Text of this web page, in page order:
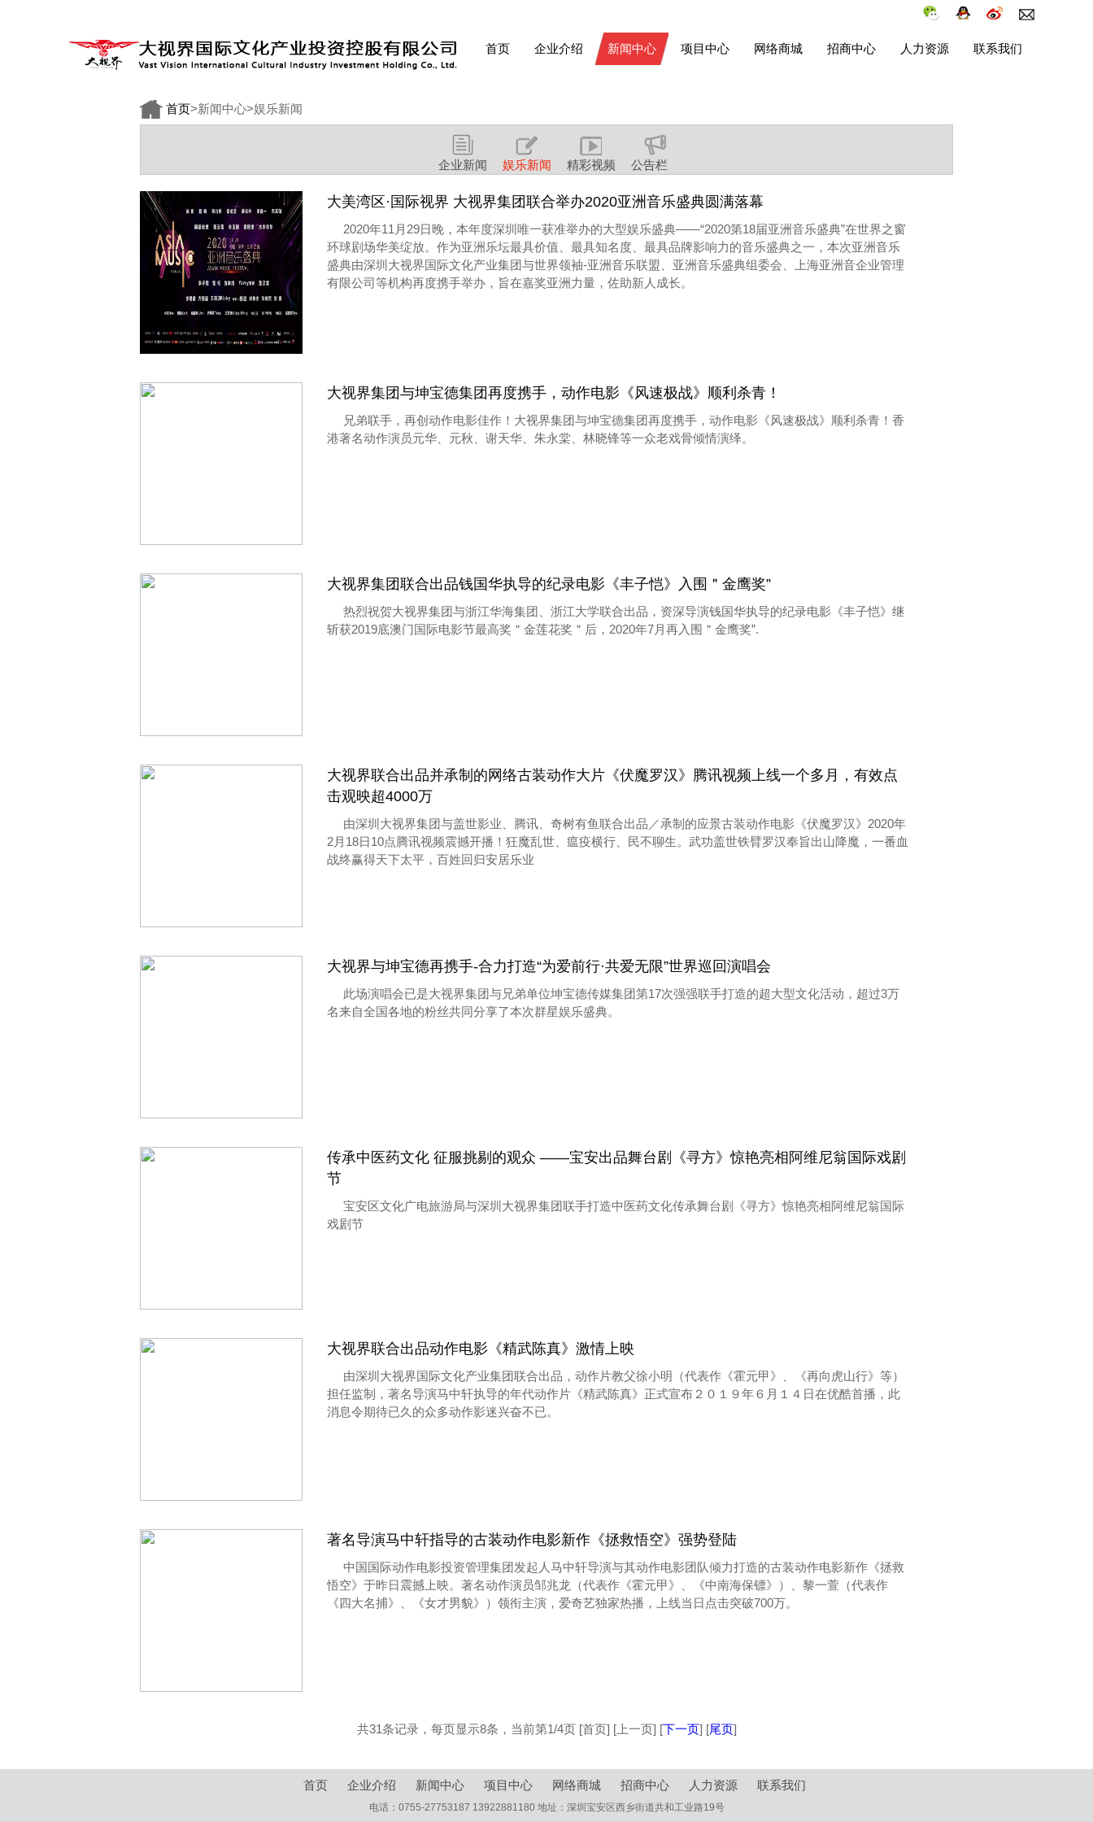
首页 企业介绍 新闻中心 项目中心 网络商城 招商中心 人力资源 联系我们
首页>新闻中心>娱乐新闻
企业新闻 娱乐新闻 精彩视频 公告栏
大美湾区·国际视界 大视界集团联合举办2020亚洲音乐盛典圆满落幕
2020年11月29日晚，本年度深圳唯一获准举办的大型娱乐盛典——“2020第18届亚洲音乐盛典”在世界之窗
环球剧场华美绽放。作为亚洲乐坛最具价值、最具知名度、最具品牌影响力的音乐盛典之一，本次亚洲音乐
盛典由深圳大视界国际文化产业集团与世界领袖-亚洲音乐联盟、亚洲音乐盛典组委会、上海亚洲音企业管理
有限公司等机构再度携手举办，旨在嘉奖亚洲力量，佐助新人成长。
大视界集团与坤宝德集团再度携手，动作电影《风速极战》顺利杀青！
兄弟联手，再创动作电影佳作！大视界集团与坤宝德集团再度携手，动作电影《风速极战》顺利杀青！香
港著名动作演员元华、元秋、谢天华、朱永棠、林晓锋等一众老戏骨倾情演绎。
大视界集团联合出品钱国华执导的纪录电影《丰子恺》入围＂金鹰奖”
热烈祝贺大视界集团与浙江华海集团、浙江大学联合出品，资深导演钱国华执导的纪录电影《丰子恺》继
斩获2019底澳门国际电影节最高奖＂金莲花奖＂后，2020年7月再入围＂金鹰奖”.
大视界联合出品并承制的网络古装动作大片《伏魔罗汉》腾讯视频上线一个多月，有效点
击观映超4000万
由深圳大视界集团与盖世影业、腾讯、奇树有鱼联合出品／承制的应景古装动作电影《伏魔罗汉》2020年
2月18日10点腾讯视频震撼开播！狂魔乱世、瘟疫横行、民不聊生。武功盖世铁臂罗汉奉旨出山降魔，一番血
战终赢得天下太平，百姓回归安居乐业
大视界与坤宝德再携手-合力打造“为爱前行·共爱无限”世界巡回演唱会
此场演唱会已是大视界集团与兄弟单位坤宝德传媒集团第17次强强联手打造的超大型文化活动，超过3万
名来自全国各地的粉丝共同分享了本次群星娱乐盛典。
传承中医药文化 征服挑剔的观众 ——宝安出品舞台剧《寻方》惊艳亮相阿维尼翁国际戏剧
节
宝安区文化广电旅游局与深圳大视界集团联手打造中医药文化传承舞台剧《寻方》惊艳亮相阿维尼翁国际
戏剧节
大视界联合出品动作电影《精武陈真》激情上映
由深圳大视界国际文化产业集团联合出品，动作片教父徐小明（代表作《霍元甲》、《再向虎山行》等）
担任监制，著名导演马中轩执导的年代动作片《精武陈真》正式宣布２０１９年６月１４日在优酷首播，此
消息令期待已久的众多动作影迷兴奋不已。
著名导演马中轩指导的古装动作电影新作《拯救悟空》强势登陆
中国国际动作电影投资管理集团发起人马中轩导演与其动作电影团队倾力打造的古装动作电影新作《拯救
悟空》于昨日震撼上映。著名动作演员邹兆龙（代表作《霍元甲》、《中南海保镖》）、黎一萱（代表作
《四大名捕》、《女才男貌》）领衔主演，爱奇艺独家热播，上线当日点击突破700万。
共31条记录，每页显示8条，当前第1/4页 [首页] [上一页] [下一页] [尾页]
首页 企业介绍 新闻中心 项目中心 网络商城 招商中心 人力资源 联系我们
电话：0755-27753187 13922881180 地址：深圳宝安区西乡街道共和工业路19号